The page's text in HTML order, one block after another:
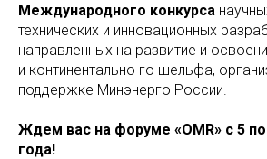
Международного конкурса
технических и инновационных
направленных на развитие и
и континентально го шельфа,
поддержке Минэнерго России.
Ждем вас на форуме «OMR» с 5
года!